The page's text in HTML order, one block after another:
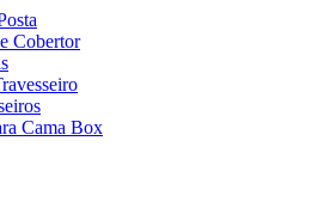
Cobertor
Cama Box